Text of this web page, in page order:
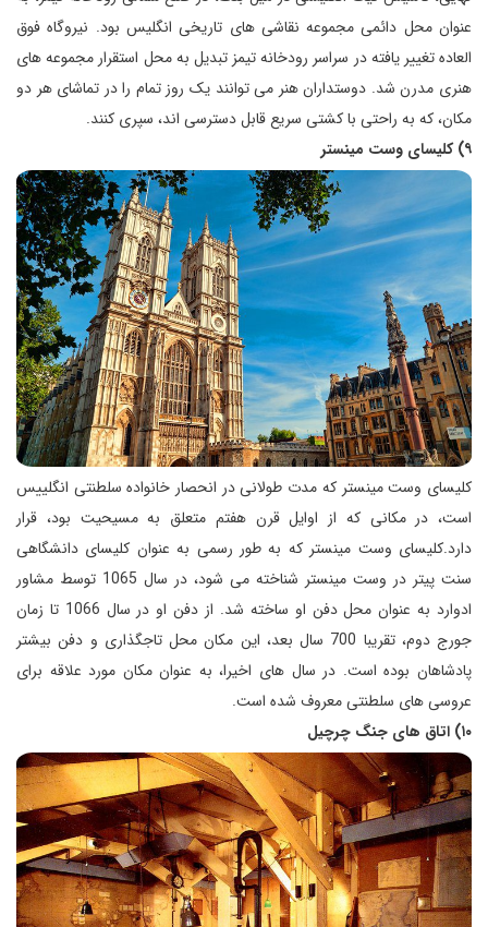
عنوان محل دائمی مجموعه نقاشی های تاریخی انگلیس بود. نیروگاه فوق
العاده تغییر یافته در سراسر رودخانه تیمز تبدیل به محل استقرار مجموعه های
هنری مدرن شد. دوستداران هنر می توانند یک روز تمام را در تماشای هر دو
مکان، که به راحتی با کشتی سریع قابل دسترسی اند، سپری کنند.
۹) کلیسای وست مینستر
کلیسای وست مینستر که مدت طولانی در انحصار خانواده سلطنتی انگلییس
است، در مکانی که از اوایل قرن هفتم متعلق به مسیحیت بود، قرار
دارد.کلیسای وست مینستر که به طور رسمی به عنوان کلیسای دانشگاهی
سنت پیتر در وست مینستر شناخته می شود، در سال 1065 توسط مشاور
ادوارد به عنوان محل دفن او ساخته شد. از دفن او در سال 1066 تا زمان
جورج دوم، تقریبا 700 سال بعد، این مکان محل تاجگذاری و دفن بیشتر
پادشاهان بوده است. در سال های اخیرا، به عنوان مکان مورد علاقه برای
عروسی های سلطنتی معروف شده است.
۱۰) اتاق های جنگ چرچیل